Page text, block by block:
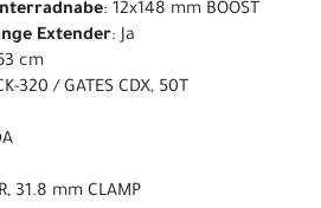
: 12x148 mm BOOST
Extender: Ja
cm
320 / GATES CDX, 50T
31.8 mm CLAMP